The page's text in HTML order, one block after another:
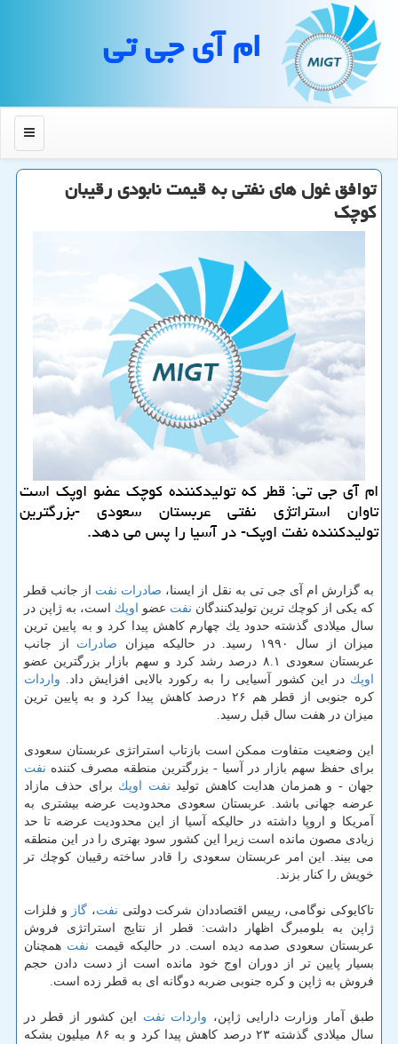
ام آی جی تی
منو
توافق غول های نفتی به قیمت نابودی رقیبان
كوچك
ام آی جی تی: قطر كه تولیدكننده كوچك عضو اوپك است
تاوان استراتژی نفتی عربستان سعودی -بزرگترین
تولیدكننده نفت اوپك- در آسیا را پس می دهد.
به گزارش ام آی جی تی به نقل از ایسنا، صادرات نفت از جانب قطر
كه یكی از كوچك ترین تولیدكنندگان نفت عضو اوپك است، به ژاپن در
سال میلادی گذشته حدود یك چهارم كاهش پیدا كرد و به پایین ترین
میزان از سال ۱۹۹۰ رسید. در حالیكه میزان
صادرات از جانب
عربستان سعودی ۸.۱ درصد رشد كرد و سهم بازار بزرگترین عضو
اوپك در این كشور آسیایی را به ركورد بالایی افزایش داد. واردات
كره جنوبی از قطر هم ۲۶ درصد كاهش پیدا كرد و به پایین ترین
میزان در هفت سال قبل رسید.
این وضعیت متفاوت ممكن است بازتاب استراتژی عربستان سعودی
برای حفظ سهم بازار در آسیا - بزرگترین منطقه مصرف كننده نفت
جهان - و همزمان هدایت كاهش تولید نفت اوپك برای حذف مازاد
عرضه جهانی باشد. عربستان سعودی محدودیت عرضه بیشتری به
آمریكا و اروپا داشته در حالیكه آسیا از این محدودیت عرضه تا حد
زیادی مصون مانده است زیرا این كشور سود بهتری را در این منطقه
می بیند. این امر عربستان سعودی را قادر ساخته رقیبان كوچك تر
خویش را كنار بزند.
تاكایوكی نوگامی، رییس اقتصاددان شركت دولتی نفت، گاز و فلزات
ژاپن به بلومبرگ اظهار داشت: قطر از نتایج استراتژی فروش
عربستان سعودی صدمه دیده است. در حالیكه قیمت نفت همچنان
بسیار پایین تر از دوران اوج خود مانده است از دست دادن حجم
فروش به ژاپن و كره جنوبی ضربه دوگانه ای به قطر زده است.
طبق آمار وزارت دارایی ژاپن، واردات نفت این كشور از قطر در
سال میلادی گذشته ۲۳ درصد كاهش پیدا كرد و به ۸۶ میلیون بشكه